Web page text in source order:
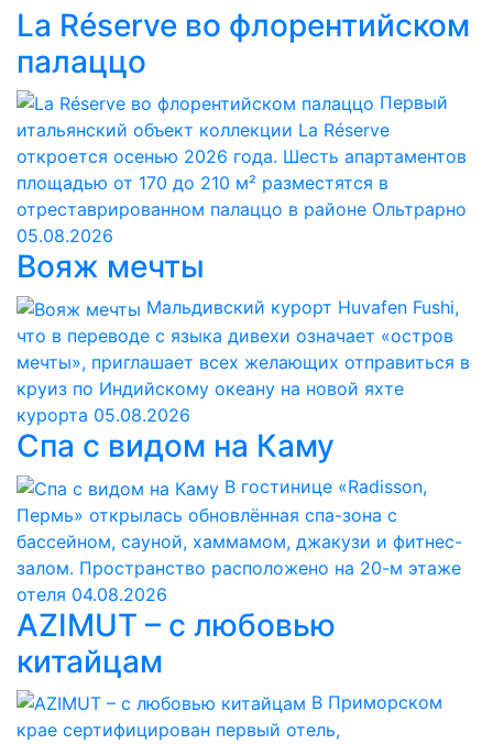
La Réserve во флорентийском
палаццо
Первый
итальянский объект коллекции La Réserve
откроется осенью 2026 года. Шесть апартаментов
площадью от 170 до 210 м² разместятся в
отреставрированном палаццо в районе Ольтрарно
05.08.2026
Вояж мечты
Мальдивский курорт Huvafen Fushi,
что в переводе с языка дивехи означает «остров
мечты», приглашает всех желающих отправиться в
круиз по Индийскому океану на новой яхте
курорта 05.08.2026
Спа с видом на Каму
В гостинице «Radisson,
Пермь» открылась обновлённая спа-зона с
бассейном, сауной, хаммамом, джакузи и фитнес-
залом. Пространство расположено на 20-м этаже
отеля 04.08.2026
AZIMUT – с любовью
китайцам
В Приморском
крае сертифицирован первый отель,